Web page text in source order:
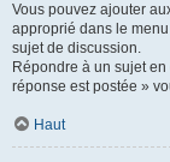
Vous pouvez ajouter
approprié dans le
sujet de discussion.
Répondre à un sujet
réponse est postée »
Haut